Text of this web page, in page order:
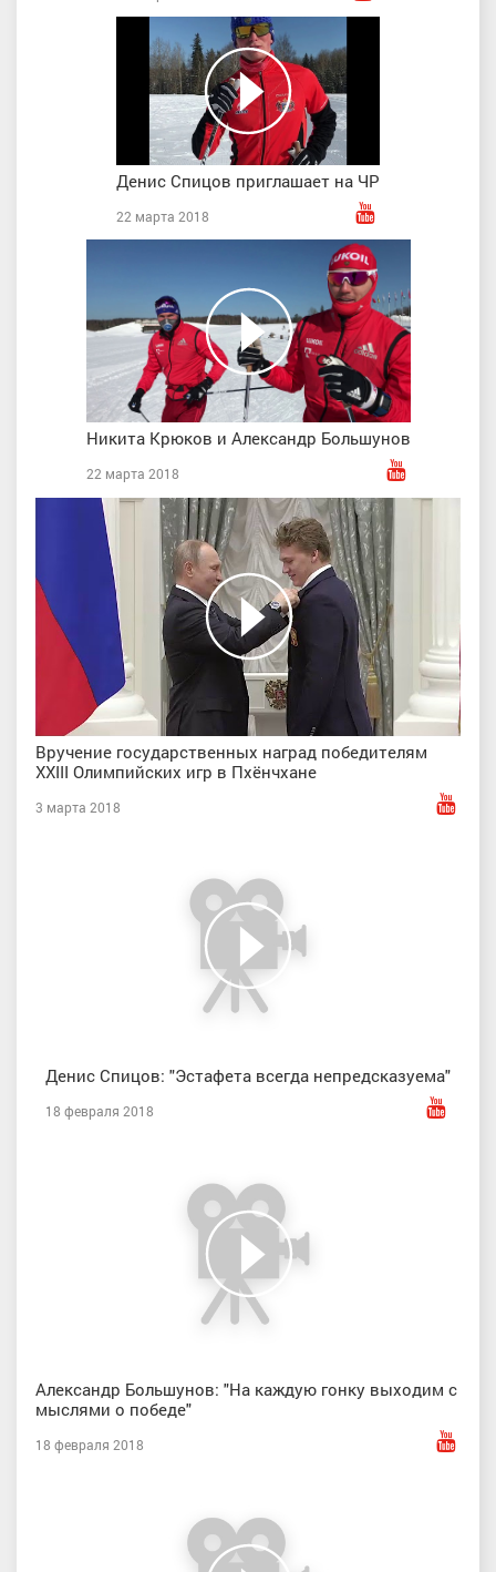
Денис Спицов приглашает на ЧР
22 марта 2018
Никита Крюков и Александр Большунов
22 марта 2018
Вручение государственных наград победителям
XXIII Олимпийских игр в Пхёнчхане
3 марта 2018
Денис Спицов: "Эстафета всегда непредсказуема"
18 февраля 2018
Александр Большунов: "На каждую гонку выходим с
мыслями о победе"
18 февраля 2018